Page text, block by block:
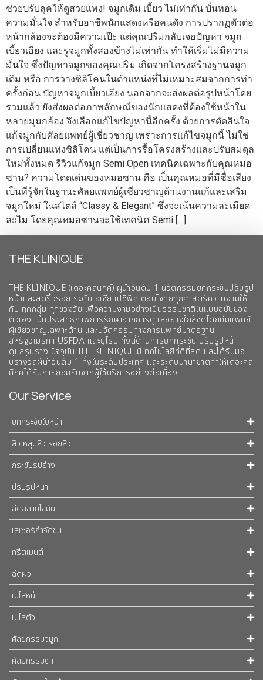
ช่วยปรับลุคให้ดูสวยแพง! จมูกเดิม เบี้ยว ไม่เท่ากัน บั่นทอน
ความมั่นใจ สำหรับอาชีพนักแสดงหรือคนดัง การปรากฏตัวต่อ
หน้ากล้องจะต้องมีความเป๊ะ แต่คุณปริมกลับเจอปัญหา จมูก
เบี้ยวเอียง และรูจมูกทั้งสองข้างไม่เท่ากัน ทำให้เริ่มไม่มีความ
มั่นใจ ซึ่งปัญหาจมูกของคุณปริม เกิดจากโครงสร้างฐานจมูก
เดิม หรือ การวางซิลิโคนในตำแหน่งที่ไม่เหมาะสมจากการทำ
ครั้งก่อน ปัญหาจมูกเบี้ยวเอียง นอกจากจะส่งผลต่อรูปหน้าโดย
รวมแล้ว ยังส่งผลต่อภาพลักษณ์ของนักแสดงที่ต้องใช้หน้าใน
หลายมุมกล้อง จึงเลือกแก้ไขปัญหานี้อีกครั้ง ด้วยการตัดสินใจ
แก้จมูกกับศัลยแพทย์ผู้เชี่ยวชาญ เพราะการแก้ไขจมูกนี้ ไม่ใช่
การเปลี่ยนแท่งซิลิโคน แต่เป็นการรื้อโครงสร้างและปรับสมดุล
ใหม่ทั้งหมด รีวิวแก้จมูก Semi Open เทคนิคเฉพาะกับคุณหมอ
ซาน? ความโดดเด่นของหมอซาน คือ เป็นคุณหมอที่มีชื่อเสียง
เป็นที่รู้จักในฐานะศัลยแพทย์ผู้เชี่ยวชาญด้านงานแก้และเสริม
จมูกใหม่ ในสไตล์ “Classy & Elegant” ซึ่งจะเน้นความละเมียด
ละไม โดยคุณหมอซานจะใช้เทคนิค Semi […]
THE KLINIQUE
THE KLINIQUE (เดอะคลีนิกค์) ผู้นำอันดับ 1 นวัตกรรมยกกระชับปรับรูป
หน้าและลดริ้วรอย ระดับเอเชียแปซิฟิค ตอบโจทย์ทุกศาสตร์ความงามให้
กับ ทุกกลุ่ม ทุกช่วงวัย เพื่อความงามอย่างเป็นธรรมชาติในแบบฉบับของ
ตัวเอง เน้นประสิทธิภาพการรักษาจากการดูแลอย่างใกล้ชิดโดยทีมแพทย์
ผู้เชี่ยวชาญเฉพาะด้าน และนวัตกรรมทางการแพทย์มาตรฐาน
สหรัฐอเมริกา USFDA และยุโรป ทั้งนี้ด้านการยกกระชับ ปรับรูปหน้า
ดูแลรูปร่าง ปัจจุบัน THE KLINIQUE มีเทคโนโลยีท่ีดีที่สุด และได้รับมอ
บรางวัลผ้นำอันดับ 1 ทั้งในระดับประเทศ และระดับนานาชาติทําให้เดอะคลี
นิกค์ได้รับการยอมรับจากผู้ใช้บริการอย่างต่อเนื่อง
Our Service
ยกกระชับใบหน้า
สิว หลุมสิว รอยสิว
กระชับรูปร่าง
ปรับรูปหน้า
ฉีดสลายไขมัน
เลเซอร์กำจัดขน
ทรีตเมนต์
ฉีดผิว
เมโสหน้า
เมโสตัว
ศัลยกรรมจมูก
ศัลยกรรมตา